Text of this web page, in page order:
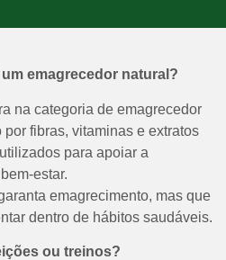
emagrecedor natural?
na categoria de emagrecedor
fibras, vitaminas e extratos
para apoiar a
estar.
emagrecimento, mas que
dentro de hábitos saudáveis.
ou treinos?